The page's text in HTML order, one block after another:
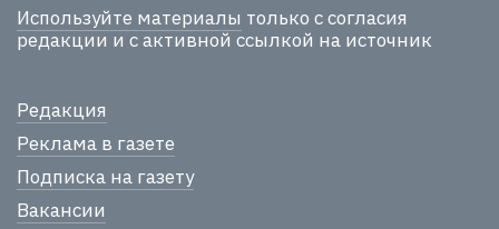
Используйте материалы только с согласия
редакции и с активной ссылкой на источник
Редакция
Реклама в газете
Подписка на газету
Вакансии